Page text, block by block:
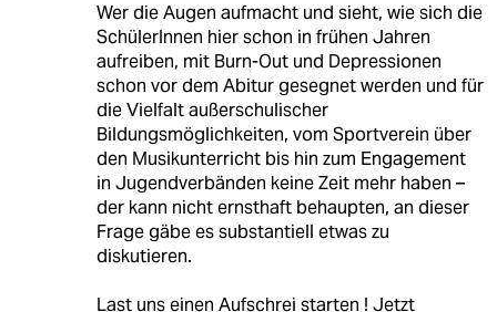
Wer die Augen aufmacht und sieht, wie sich die
SchülerInnen hier schon in frühen Jahren
aufreiben, mit Burn-Out und Depressionen
schon vor dem Abitur gesegnet werden und für
die Vielfalt außerschulischer
Bildungsmöglichkeiten, vom Sportverein über
den Musikunterricht bis hin zum Engagement
in Jugendverbänden keine Zeit mehr haben –
der kann nicht ernsthaft behaupten, an dieser
Frage gäbe es substantiell etwas zu
diskutieren.
Last uns einen Aufschrei starten ! Jetzt